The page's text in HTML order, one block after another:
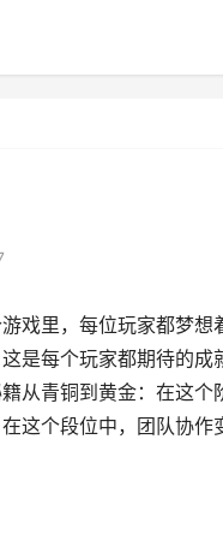
戏里，每位玩家都梦
是每个玩家都期待的
从青铜到黄金：在这个
这个段位中，团队协